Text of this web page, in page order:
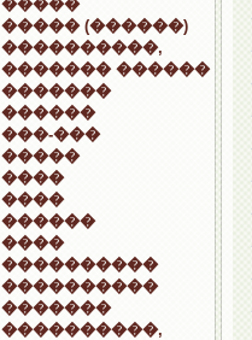
�����
����� (������)
����������,
������� ������
�������
������
���-���
�����
����
����
������
����
����������
����������
�������
����������,